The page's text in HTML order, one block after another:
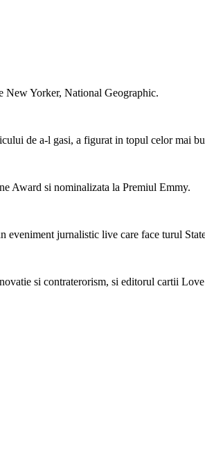
New Yorker, National Geographic.
de a-l gasi, a figurat in topul celor mai
Award si nominalizata la Premiul Emmy.
eveniment jurnalistic live care face turul
si contraterorism, si editorul cartii